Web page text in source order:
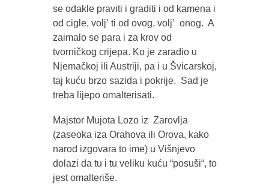
se odakle praviti i graditi i od kamena i
od cigle, voljʼ ti od ovog, voljʼ onog. A
zaimalo se para i za krov od
tvorničkog crijepa. Ko je zaradio u
Njemačkoj ili Austriji, pa i u Švicarskoj,
taj kuću brzo sazida i pokrije. Sad je
treba lijepo omalterisati.
Majstor Mujota Lozo iz Zarovlja
(zaseoka iza Orahova ili Orova, kako
narod izgovara to ime) u Višnjevo
dolazi da tu i tu veliku kuću “posuši“, to
jest omalteriše.